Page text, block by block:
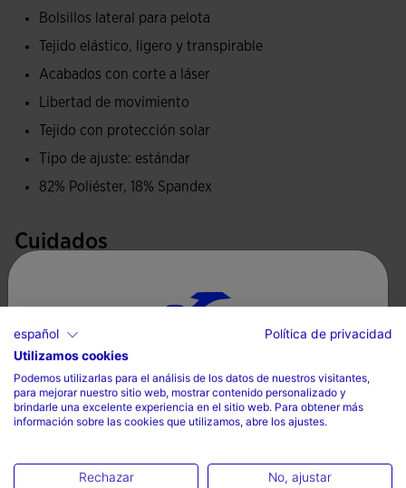
Fabricación a partir de tejido ligero y muy transpirable, que
regula la temperatura corporal y mantiene el sudor alejado.
hacen aún más ligero.
Logotipo Joma en printing de alta densidad.
Bolsillos lateral para pelota
Tejido elástico, ligero y transpirable
Acabados con corte a láser
Libertad de movimiento
Tejido con protección solar
Tipo de ajuste: estándar
82% Poliéster, 18% Spandex
Cuidados
Planchar a temperatura máxima de 110 grados
No limpiar en seco
Selecciona tu país e idioma
País
Mexico
Idioma
español
Política de privacidad
Utilizamos cookies
Podemos utilizarlas para el análisis de los datos de nuestros visitantes,
para mejorar nuestro sitio web, mostrar contenido personalizado y
brindarle una excelente experiencia en el sitio web. Para obtener más
información sobre las cookies que utilizamos, abre los ajustes.
Rechazar No, ajustar